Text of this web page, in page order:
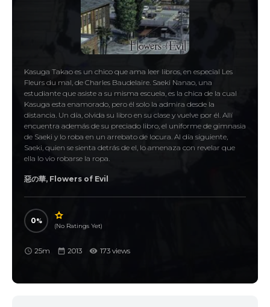
Kasuga Takao es un chico que ama leer libros, en especial Les
Fleurs du mal, de Charles Baudelaire. Saeki Nanao, una
estudiante que asiste a su misma escuela, es la chica de la cual
Kasuga esta enamorado, pero él solo la admira desde la
distancia. Un día, olvida su libro en su clase y vuelve por él. Allí
encuentra además de su preciado libro, el uniforme de gimnasia
de Saeki y lo roba en un arrebato de locura. Al día siguiente,
Saeki, quien se sienta detrás de el, lo amenaza con revelar que
ella lo vio robarse la ropa.
惡の華, Flowers of Evil
0
(No Ratings Yet)
25m 2013 173 views